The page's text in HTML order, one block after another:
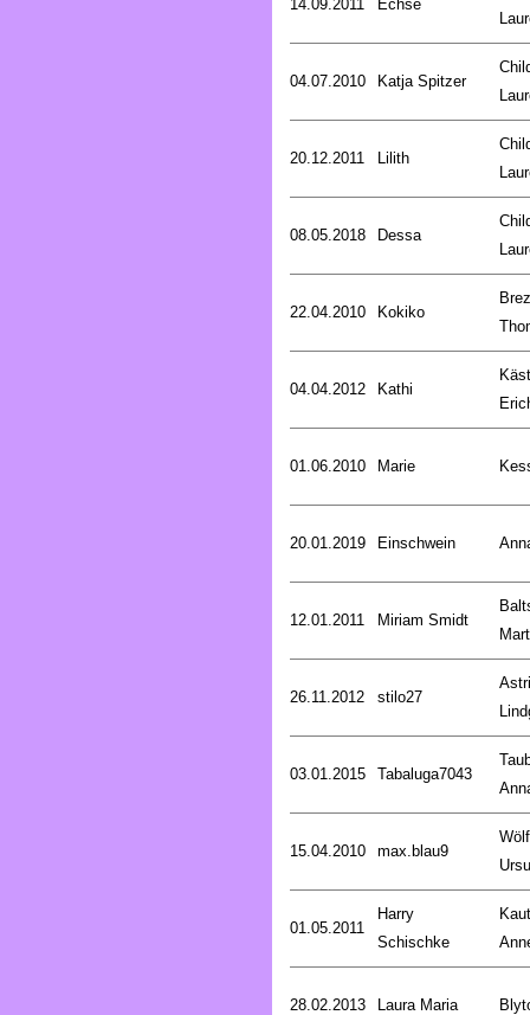
14.09.2011 Echse
04.07.2010 Katja Spitzer
20.12.2011 Lilith
08.05.2018 Dessa
22.04.2010 Kokiko
04.04.2012 Kathi
01.06.2010 Marie
20.01.2019 Einschwein
12.01.2011 Miriam Smidt
26.11.2012 stilo27
03.01.2015 Tabaluga7043
15.04.2010 max.blau9
01.05.2011
Harry
Schischke
28.02.2013 Laura Maria